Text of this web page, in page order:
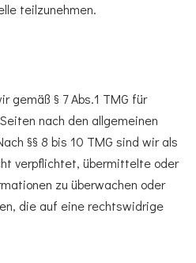
teilzunehmen.
gemäß § 7 Abs.1 TMG für
nach den allgemeinen
§§ 8 bis 10 TMG sind wir als
verpflichtet, übermittelte oder
zu überwachen oder
die auf eine rechtswidrige